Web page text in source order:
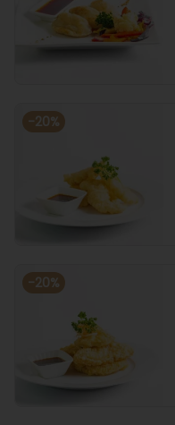
-20%
-20%